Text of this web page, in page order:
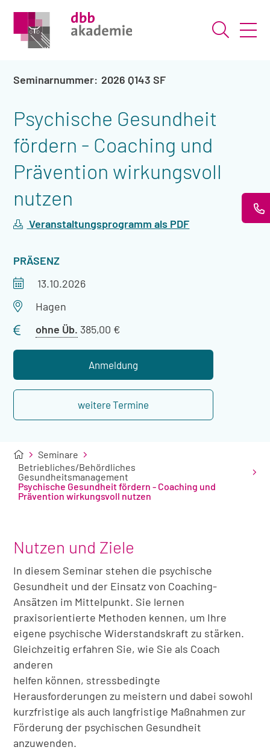
Suche
2026 Q143 SF
Psychische Gesundheit
fördern - Coaching und
Prävention wirkungsvoll
nutzen
Veranstaltungsprogramm als PDF
VERANSTALTUNGSART
PRÄSENZ
Veranstaltungszeitraum
13.10.2026
Veranstaltungsort
Hagen
ohne Üb. Preis
Übernachtung
385,00 €
Anmeldung
weitere Termine
Seminare
Betriebliches/Behördliches
Gesundheitsmanagement
Psychische Gesundheit fördern - Coaching und
Prävention wirkungsvoll nutzen
Nutzen und Ziele
In diesem Seminar stehen die psychische
Gesundheit und der Einsatz von Coaching-
Ansätzen im Mittelpunkt. Sie lernen
praxisorientierte Methoden kennen, um Ihre
eigene psychische Widerstandskraft zu stärken.
Gleichzeitig erfahren Sie, wie Sie als Coach
anderen
helfen können, stressbedingte
Herausforderungen zu meistern und dabei sowohl
kurzfristige als auch langfristige Maßnahmen zur
Förderung der psychischen Gesundheit
anzuwenden.